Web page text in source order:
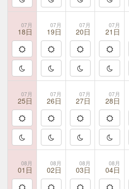
07月
18日
07月
19日
07月
20日
07月
21日
07月
25日
07月
26日
07月
27日
07月
28日
08月
01日
08月
02日
08月
03日
08月
04日